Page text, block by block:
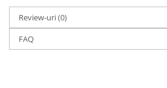
Review-uri(0)
FAQ